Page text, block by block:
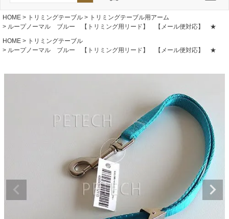
HOME トリミングテーブル
トリミングテーブル用アーム
ループノーマル ブルー 【トリミング用リード】 【メール便対応】 ★
HOME
トリミングテーブル
ループノーマル ブルー 【トリミング用リード】 【メール便対応】 ★